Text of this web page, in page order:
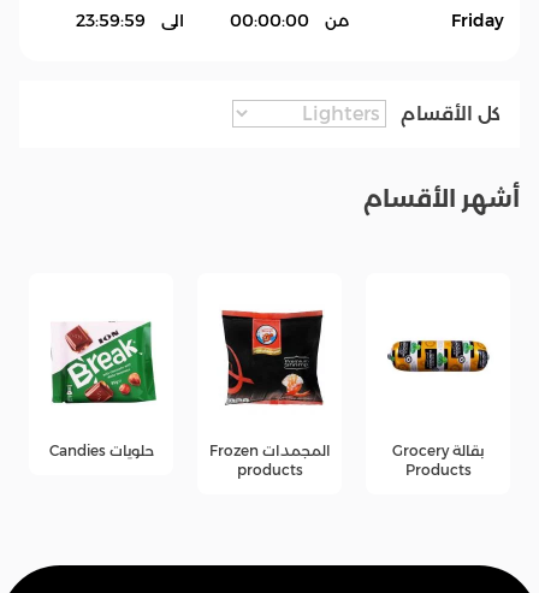
Friday
من 00:00:00 الى 23:59:59
كل الأقسام
أشهر الأقسام
بقالة Grocery
Products
المجمدات Frozen
products
حلويات Candies